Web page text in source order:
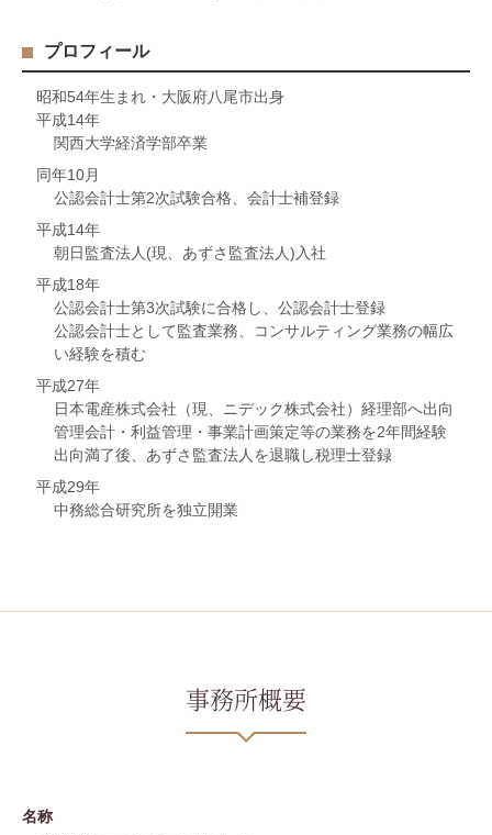
プロフィール
昭和54年生まれ・大阪府八尾市出身
平成14年
関西大学経済学部卒業
同年10月
公認会計士第2次試験合格、会計士補登録
平成14年
朝日監査法人(現、あずさ監査法人)入社
平成18年
公認会計士第3次試験に合格し、公認会計士登録
公認会計士として監査業務、コンサルティング業務の幅広
い経験を積む
平成27年
日本電産株式会社（現、ニデック株式会社）経理部へ出向
管理会計・利益管理・事業計画策定等の業務を2年間経験
出向満了後、あずさ監査法人を退職し税理士登録
平成29年
中務総合研究所を独立開業
事務所概要
名称